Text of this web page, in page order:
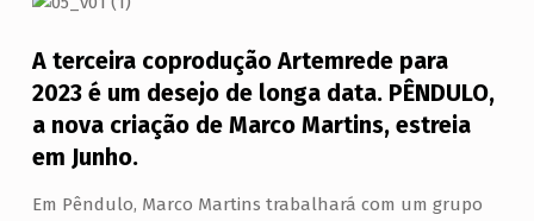
A terceira coprodução Artemrede para
2023 é um desejo de longa data. PÊNDULO,
a nova criação de Marco Martins, estreia
em Junho.
Em Pêndulo, Marco Martins trabalhará com um grupo